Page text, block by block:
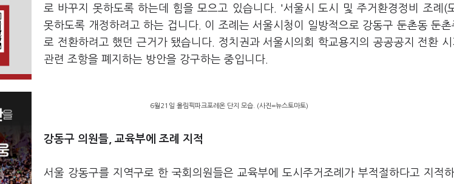
로 바꾸지 못하도록 하는데 힘을 모으고 있습니다. '서울시 도시 및 주거환경정비 조례(
못하도록 개정하려고 하는 겁니다. 이 조례는 서울시청이 일방적으로 강동구 둔촌동 둔촌
로 전환하려고 했던 근거가 됐습니다. 정치권과 서울시의회 학교용지의 공공공지 전환
관련 조항을 폐지하는 방안을 강구하는 중입니다.
6월21일 올림픽파크포레온 단지 모습. (사진=뉴스토마토)
강동구 의원들, 교육부에 조례 지적
서울 강동구를 지역구로 한 국회의원들은 교육부에 도시주거조례가 부적절하다고 지적